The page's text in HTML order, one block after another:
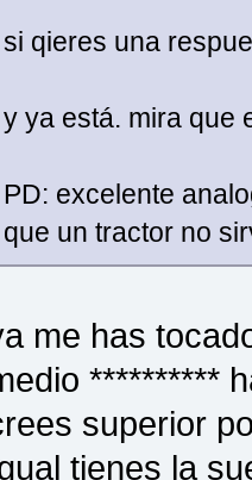
si qieres una
y ya está. mira que
PD: excelente
que un tractor no
me has
**********
superior
tienes la